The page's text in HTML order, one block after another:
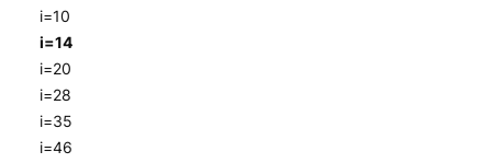
i=10
i=14
i=20
i=28
i=35
i=46